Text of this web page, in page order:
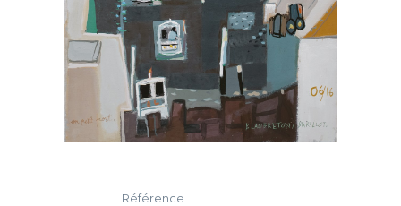
Référence